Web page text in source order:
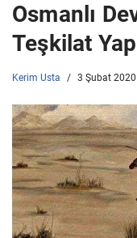
Osmanlı
Teşkilat
Kerim Usta 3 Şubat 2020